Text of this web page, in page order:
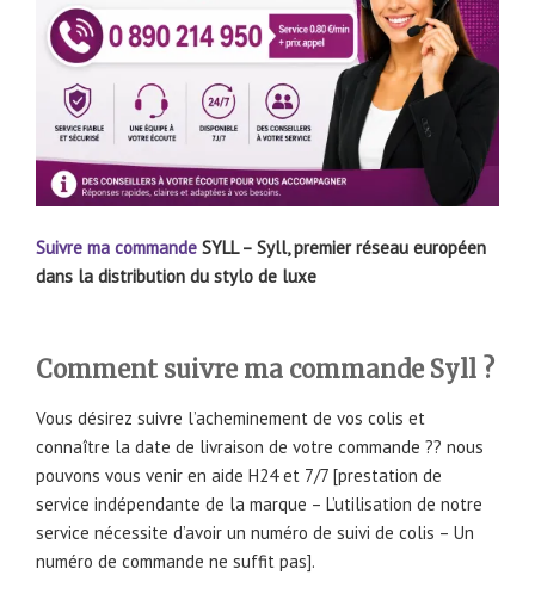
Suivre ma commande SYLL – Syll, premier réseau européen
dans la distribution du stylo de luxe
Comment suivre ma commande Syll ?
Vous désirez suivre l’acheminement de vos colis et
connaître la date de livraison de votre commande ?? nous
pouvons vous venir en aide H24 et 7/7 [prestation de
service indépendante de la marque – L’utilisation de notre
service nécessite d’avoir un numéro de suivi de colis – Un
numéro de commande ne suffit pas].